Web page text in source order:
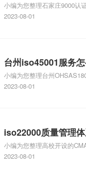
家庄9000认证的公司
小编为您整理石家庄9000认
庄9000认证价格多少钱、石
2023-08-01
台州iso45001服务
台州iso45001认证
费
小编为您整理台州
心哪家收费便宜、台州
标准是什么相关iso体系认证
查看下方正文！
2023-08-01
iso22000质量管理
向，质量管理与认
小编为您整理高校开设的
就业前景及就业方向如何、
2023-08-01